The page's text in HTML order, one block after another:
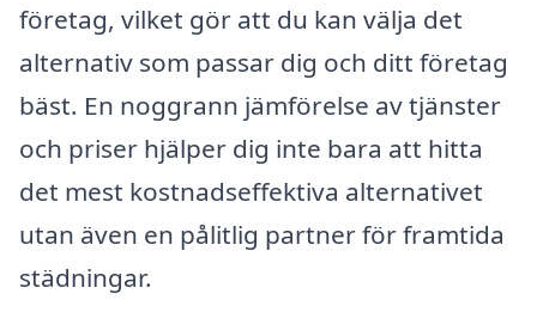
företag, vilket gör att du kan välja det
alternativ som passar dig och ditt företag
bäst. En noggrann jämförelse av tjänster
och priser hjälper dig inte bara att hitta
det mest kostnadseffektiva alternativet
utan även en pålitlig partner för framtida
städningar.